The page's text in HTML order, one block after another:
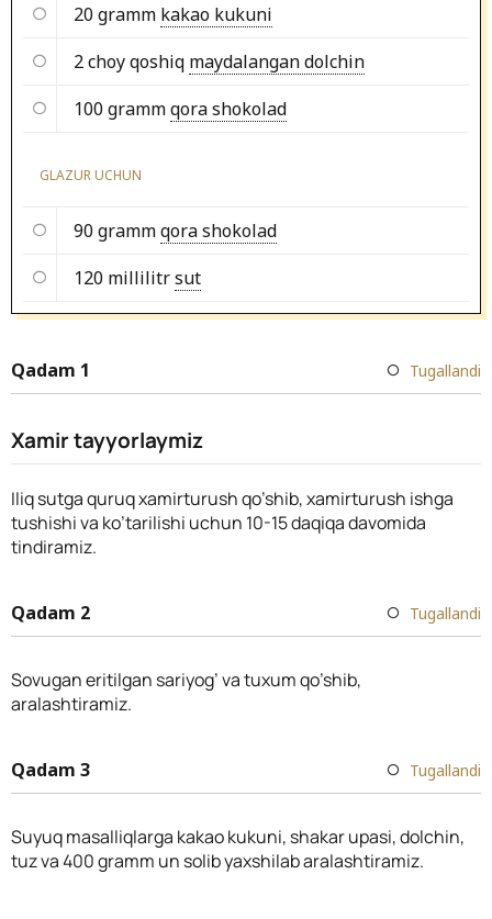
20 gramm kakao kukuni
2 choy qoshiq maydalangan dolchin
100 grammqora shokolad
GLAZUR UCHUN
90 grammqora shokolad
120 millilitrsut
Qadam 1 Tugallandi
Xamir tayyorlaymiz
Iliq sutga quruq xamirturush qo’shib, xamirturush ishga
tushishi va ko’tarilishi uchun 10-15 daqiqa davomida
tindiramiz.
Qadam 2 Tugallandi
Sovugan eritilgan sariyog’ va tuxum qo’shib,
aralashtiramiz.
Qadam 3 Tugallandi
Suyuq masalliqlarga kakao kukuni, shakar upasi, dolchin,
tuz va 400 gramm un solib yaxshilab aralashtiramiz.